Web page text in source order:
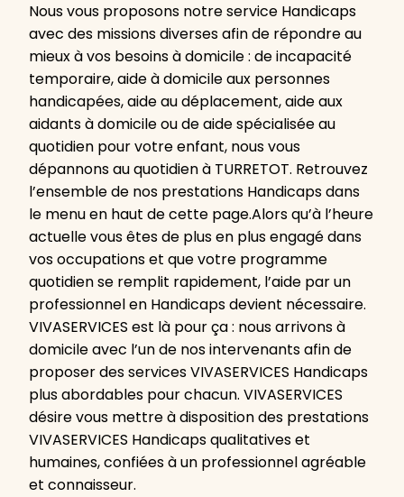
Nous vous proposons notre service Handicaps
avec des missions diverses afin de répondre au
mieux à vos besoins à domicile : de incapacité
temporaire, aide à domicile aux personnes
handicapées, aide au déplacement, aide aux
aidants à domicile ou de aide spécialisée au
quotidien pour votre enfant, nous vous
dépannons au quotidien à TURRETOT. Retrouvez
l’ensemble de nos prestations Handicaps dans
le menu en haut de cette page.Alors qu’à l’heure
actuelle vous êtes de plus en plus engagé dans
vos occupations et que votre programme
quotidien se remplit rapidement, l’aide par un
professionnel en Handicaps devient nécessaire.
VIVASERVICES est là pour ça : nous arrivons à
domicile avec l’un de nos intervenants afin de
proposer des services VIVASERVICES Handicaps
plus abordables pour chacun. VIVASERVICES
désire vous mettre à disposition des prestations
VIVASERVICES Handicaps qualitatives et
humaines, confiées à un professionnel agréable
et connaisseur.